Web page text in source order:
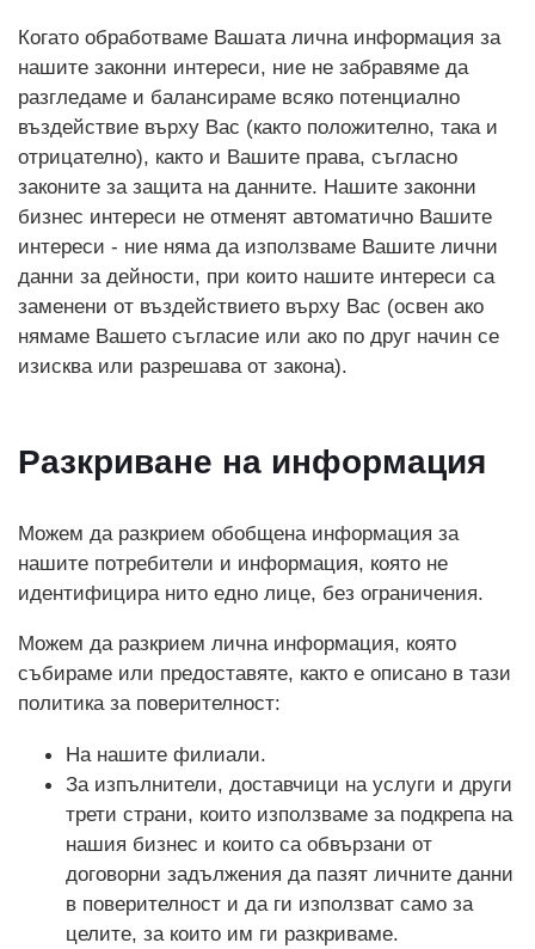
Когато обработваме Вашата лична информация за
нашите законни интереси, ние не забравяме да
разгледаме и балансираме всяко потенциално
въздействие върху Вас (както положително, така и
отрицателно), както и Вашите права, съгласно
законите за защита на данните. Нашите законни
бизнес интереси не отменят автоматично Вашите
интереси - ние няма да използваме Вашите лични
данни за дейности, при които нашите интереси са
заменени от въздействието върху Вас (освен ако
нямаме Вашето съгласие или ако по друг начин се
изисква или разрешава от закона).
Разкриване на информация
Можем да разкрием обобщена информация за
нашите потребители и информация, която не
идентифицира нито едно лице, без ограничения.
Можем да разкрием лична информация, която
събираме или предоставяте, както е описано в тази
политика за поверителност:
На нашите филиали.
За изпълнители, доставчици на услуги и други
трети страни, които използваме за подкрепа на
нашия бизнес и които са обвързани от
договорни задължения да пазят личните данни
в поверителност и да ги използват само за
целите, за които им ги разкриваме.